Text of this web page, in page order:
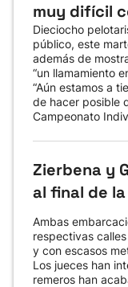
muy difícil
Dieciocho
público, este
además de
“un llamamiento
“Aún estamos a
de hacer posible
Campeonato
Zierbena y
al final de
Ambas
respectivas
y con escasos
Los jueces han
remeros han